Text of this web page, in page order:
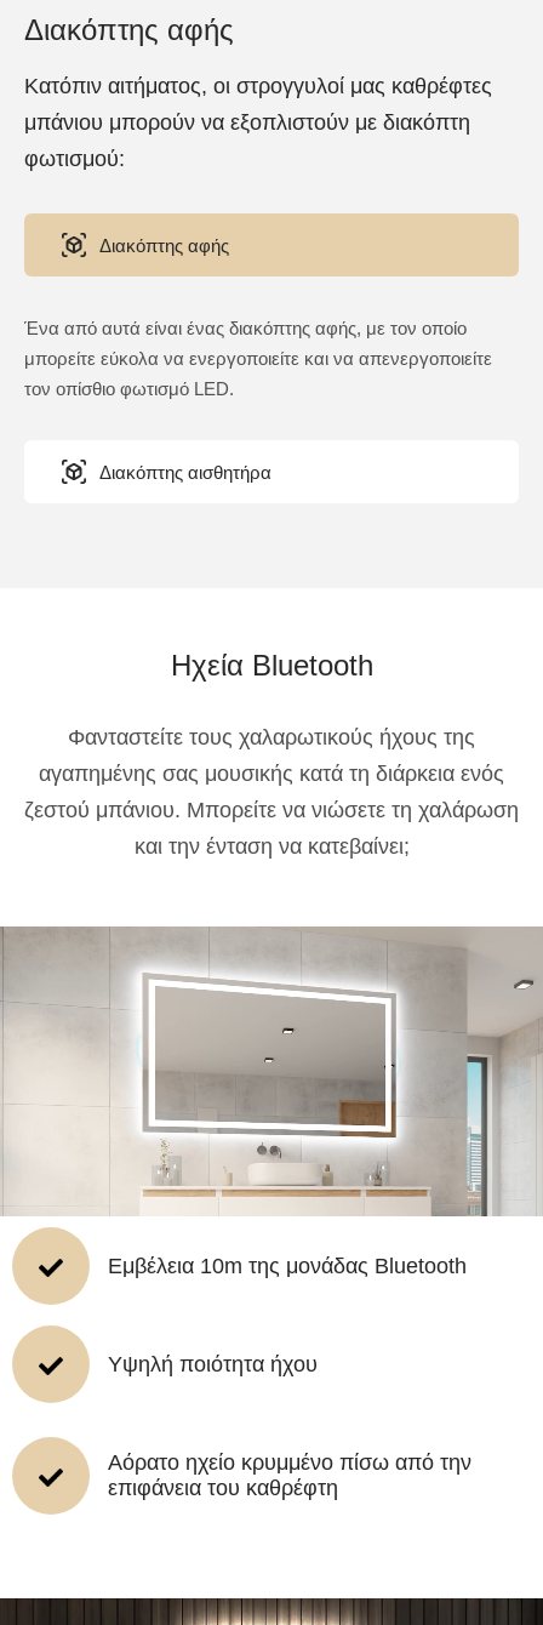
Διακόπτης αφής
Κατόπιν αιτήματος, οι στρογγυλοί μας καθρέφτες
μπάνιου μπορούν να εξοπλιστούν με διακόπτη
φωτισμού:
Διακόπτης αφής
Ένα από αυτά είναι ένας διακόπτης αφής, με τον οποίο
μπορείτε εύκολα να ενεργοποιείτε και να απενεργοποιείτε
τον οπίσθιο φωτισμό LED.
Διακόπτης αισθητήρα
Ηχεία Bluetooth
Φανταστείτε τους χαλαρωτικούς ήχους της
αγαπημένης σας μουσικής κατά τη διάρκεια ενός
ζεστού μπάνιου. Μπορείτε να νιώσετε τη χαλάρωση
και την ένταση να κατεβαίνει;
Εμβέλεια 10m της μονάδας Bluetooth
Υψηλή ποιότητα ήχου
Αόρατο ηχείο κρυμμένο πίσω από την
επιφάνεια του καθρέφτη